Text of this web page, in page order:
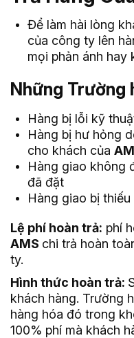
Để làm hài lòng
của công ty lên
mọi phản ánh hay
Những Trường
Hàng bị lỗi kỹ
Hàng bị hư hỏng
cho khách của
Hàng giao không
đã đặt
Hàng giao bị
Lệ phí hoàn trả: phí
AMS chi trả hoàn
ty.
Hình thức hoàn trả:
khách hàng. Trường
hàng hóa đó trong
100% phí mà khách